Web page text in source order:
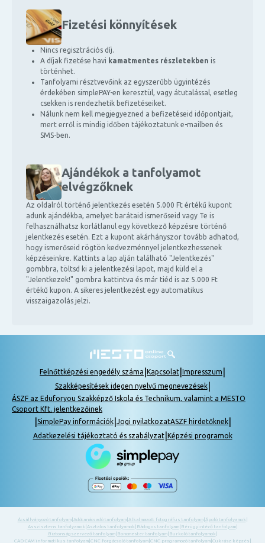
Fizetési könnyítések
Nincs regisztrációs díj.
A díjak fizetése havi kamatmentes részletekben is
történhet.
Tanfolyami résztvevőink az egyszerűbb ügyintézés
érdekében simplePAY-en keresztül, vagy átutalással, esetleg
csekken is rendezhetik befizetéseiket.
Nálunk nem kell megjegyezned a befizetéseid időpontjait,
mert erről is mindig időben tájékoztatunk e-mailben és
SMS-ben.
Ajándékok a tanfolyamot
elvégzőknek
Az oldalról történő jelentkezés esetén 5.000 Ft értékű kupont
adunk ajándékba, amelyet barátaid ismerőseid vagy Te is
felhasználhatsz korlátlanul egy következő képzésre történő
jelentkezés esetén. Ezt a kupont akárhányszor tovább adhatod,
hogy ismerőseid rögtön kedvezménnyel jelentkezhessenek
képzéseinkre. Kattints a lap alján található "Jelentkezés"
gombbra, töltsd ki a jelentkezési lapot, majd küld el a
"Jelentkezek!" gombra kattintva és már tiéd is az 5.000 Ft
értékű kupon. A sikeres jelentkezést egy automatikus
visszaigazolás jelzi.
Felnőttképzési engedély száma Kapcsolat Impresszum
Szakképesítések idegen nyelvű megnevezések|
ÁSZF az Eduforyou Szakképző Iskola és Technikum, valamint a MESTO
Csoport Kft. jelentkezőinek
SimplePay információk| Jogi nyilatkozatASZF hirdetőknek|
Adatkezelési tájékoztató és szabályzat| Képzési programok
Ácsállványozó tanfolyam| Adótanácsadó tanfolyam| Alkalmazott fotográfus tanfolyam| Ápoló tanfolyamok
Asszisztens tanfolyamok Asztalos tanfolyamok Bádogos tanfolyam| Bérügyintéző tanfolyam|
Biztonságszervező tanfolyam| Boncmester tanfolyam| Burkoló tanfolyamok
CAD-CAM informatikus tanfolyam| CNC forgácsoló tanfolyam| CNC programozó tanfolyam| Cukrász képzés